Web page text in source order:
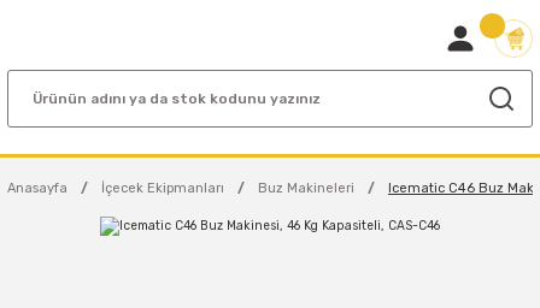
Anasayfa İçecek Ekipmanları Buz Makineleri Icematic C46 Buz